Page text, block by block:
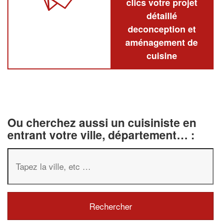
détaillé
deconception et
aménagement de
cuisine
Ou cherchez aussi un cuisiniste en
entrant votre ville, département… :